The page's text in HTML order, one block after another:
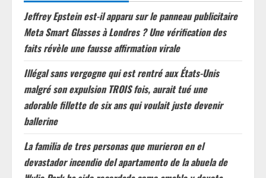
Jeffrey Epstein est-il apparu sur le panneau publicitaire
Meta Smart Glasses à Londres ? Une vérification des
faits révèle une fausse affirmation virale
Illégal sans vergogne qui est rentré aux États-Unis
malgré son expulsion TROIS fois, aurait tué une
adorable fillette de six ans qui voulait juste devenir
ballerine
La familia de tres personas que murieron en el
devastador incendio del apartamento de la abuela de